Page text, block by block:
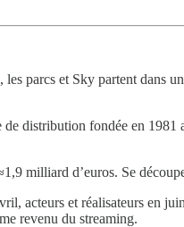
parcs et Sky partent dans
de distribution fondée en
milliard d’euros. Se
acteurs et réalisateurs en
revenu du streaming.